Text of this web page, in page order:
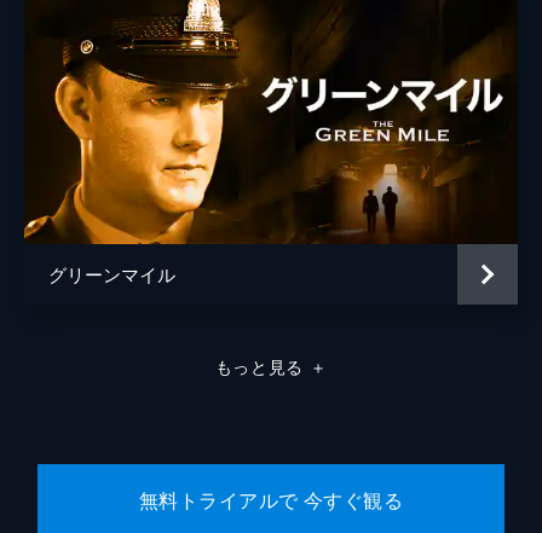
グリーンマイル
もっと見る ＋
無料トライアルで 今すぐ観る